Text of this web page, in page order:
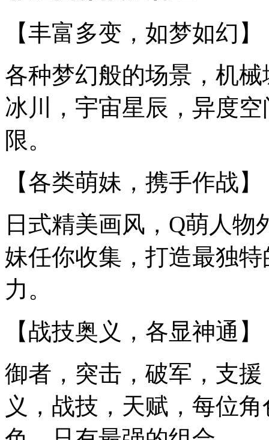
【丰富多变，如梦如幻】
各种梦幻般的场景，机
冰川，宇宙星辰，异度
限。
【各类萌妹，携手作战】
日式精美画风，Q萌人
妹任你收集，打造最独
力。
【战技奥义，各显神通】
御者，突击，破军，支
义，战技，天赋，每位